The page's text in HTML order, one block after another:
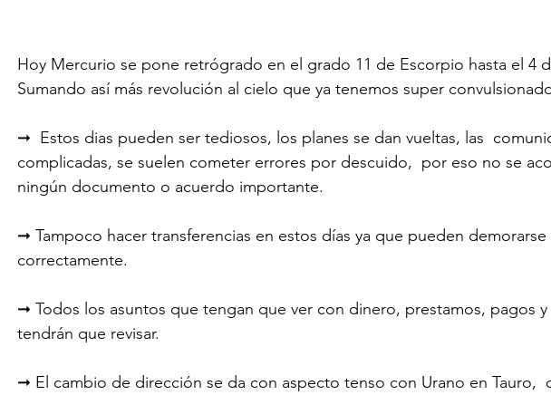
Hoy Mercurio se pone retrógrado en el grado 11 de Escorpio hasta el 4
Sumando así más revolución al cielo que ya tenemos super
➞  Estos dias pueden ser tediosos, los planes se dan vueltas, las
complicadas, se suelen cometer errores por descuido,  por eso no se
ningún documento o acuerdo importante.
➞ Tampoco hacer transferencias en estos días ya que pueden
correctamente.
➞ Todos los asuntos que tengan que ver con dinero, prestamos, pagos y
tendrán que revisar.
➞ El cambio de dirección se da con aspecto tenso con Urano en Tauro,